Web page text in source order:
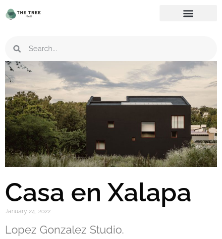
Casa en Xalapa
January 24, 2022
Lopez Gonzalez Studio.